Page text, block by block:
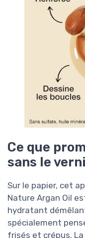
Ce que
sans le
Sur le papier, cet
Nature Argan Oil
hydratant démêlant
spécialement
frisés et crépus.